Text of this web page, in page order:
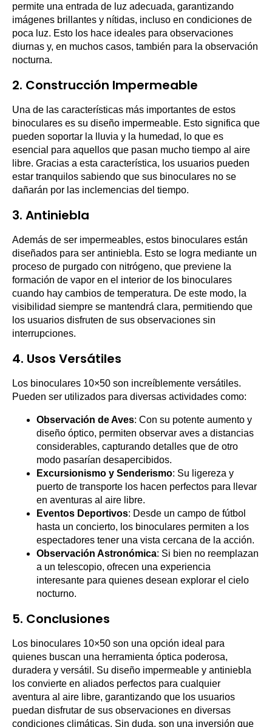
permite una entrada de luz adecuada, garantizando
imágenes brillantes y nítidas, incluso en condiciones de
poca luz. Esto los hace ideales para observaciones
diurnas y, en muchos casos, también para la observación
nocturna.
2. Construcción Impermeable
Una de las características más importantes de estos
binoculares es su diseño impermeable. Esto significa que
pueden soportar la lluvia y la humedad, lo que es
esencial para aquellos que pasan mucho tiempo al aire
libre. Gracias a esta característica, los usuarios pueden
estar tranquilos sabiendo que sus binoculares no se
dañarán por las inclemencias del tiempo.
3. Antiniebla
Además de ser impermeables, estos binoculares están
diseñados para ser antiniebla. Esto se logra mediante un
proceso de purgado con nitrógeno, que previene la
formación de vapor en el interior de los binoculares
cuando hay cambios de temperatura. De este modo, la
visibilidad siempre se mantendrá clara, permitiendo que
los usuarios disfruten de sus observaciones sin
interrupciones.
4. Usos Versátiles
Los binoculares 10×50 son increíblemente versátiles.
Pueden ser utilizados para diversas actividades como:
Observación de Aves: Con su potente aumento y
diseño óptico, permiten observar aves a distancias
considerables, capturando detalles que de otro
modo pasarían desapercibidos.
Excursionismo y Senderismo: Su ligereza y
puerto de transporte los hacen perfectos para llevar
en aventuras al aire libre.
Eventos Deportivos: Desde un campo de fútbol
hasta un concierto, los binoculares permiten a los
espectadores tener una vista cercana de la acción.
Observación Astronómica: Si bien no reemplazan
a un telescopio, ofrecen una experiencia
interesante para quienes desean explorar el cielo
nocturno.
5. Conclusiones
Los binoculares 10×50 son una opción ideal para
quienes buscan una herramienta óptica poderosa,
duradera y versátil. Su diseño impermeable y antiniebla
los convierte en aliados perfectos para cualquier
aventura al aire libre, garantizando que los usuarios
puedan disfrutar de sus observaciones en diversas
condiciones climáticas. Sin duda, son una inversión que